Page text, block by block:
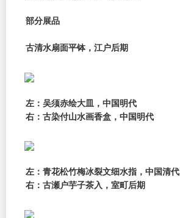
部分展品
古清水扇面平钵，江户后期
左：吴须赤绘大皿，中国明代
右：古染付山水画香盒，中国明代
左：青花松竹梅冰裂文细水指，中国清代
右：古瀬户芋子茶入，室町后期